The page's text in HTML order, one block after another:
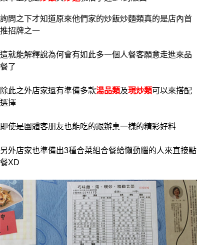
詢問之下才知道原來他們家的炒飯炒麵類真的是店內首
推招牌之一
這就能解釋說為何會有如此多一個人餐客願意走進來品
餐了
除此之外店家還有準備多款湯品類及現炒類可以來搭配
選擇
即使是團體客朋友也能吃的跟辦桌一樣的精彩好料
另外店家也準備出3種合菜組合餐給懶動腦的人來直接點
餐XD